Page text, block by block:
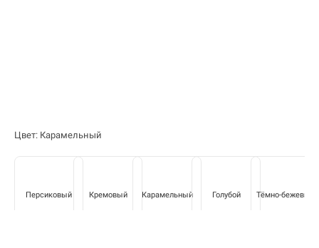
Цвет: Карамельный
Персиковый Кремовый Карамельный Голубой Тёмно-бежевый